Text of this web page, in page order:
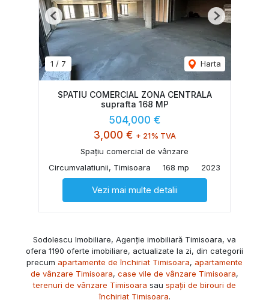
1 / 7 Harta
Previous Next
SPATIU COMERCIAL ZONA CENTRALA
suprafta 168 MP
504,000 €
3,000 € + 21% TVA
Spațiu comercial de vânzare
Circumvalatiunii, Timisoara
168 mp 2023
Vezi mai multe detalii
Sodolescu Imobiliare, Agenție imobiliară Timisoara, va
ofera 1190 oferte imobiliare, actualizate la zi, din categorii
precum apartamente de închiriat Timisoara, apartamente
de vânzare Timisoara, case vile de vânzare Timisoara,
terenuri de vânzare Timisoara sau spații de birouri de
închiriat Timisoara.